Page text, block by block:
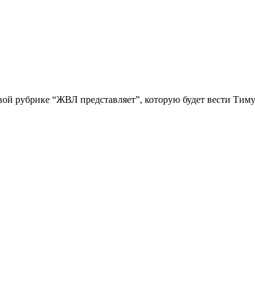
рубрике “ЖВЛ представляет”, которую будет вести